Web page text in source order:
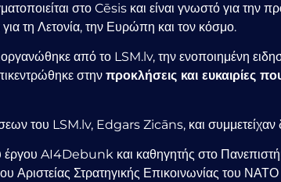
στο Cēsis και είναι γνωστό για την
τη Λετονία, την Ευρώπη και τον κόσμο.
από το LSM.lv, την ενοποιημένη
στην προκλήσεις και ευκαιρίες
του LSM.lv, Edgars Zicāns, και συμμετείχαν
έργου AI4Debunk και καθηγητής στο
Αριστείας Στρατηγικής Επικοινωνίας του ΝΑΤΟ